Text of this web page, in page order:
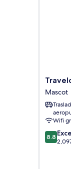
Hotel
Sydney
Airport
Mascot
Mascot
Wifi
8.8
de
8.8